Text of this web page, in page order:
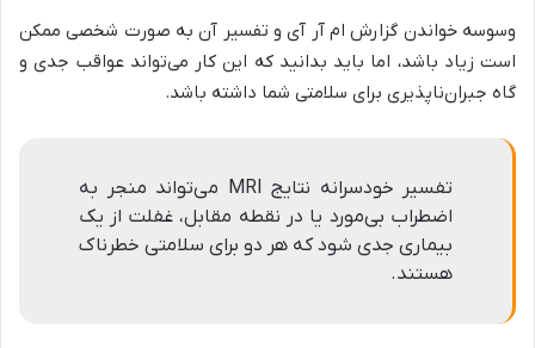
وسوسه خواندن گزارش ام آر آی و تفسیر آن به صورت شخصی ممکن
است زیاد باشد، اما باید بدانید که این کار می‌تواند عواقب جدی و
گاه جبران‌ناپذیری برای سلامتی شما داشته باشد.
تفسیر خودسرانه نتایج MRI می‌تواند منجر به
اضطراب بی‌مورد یا در نقطه مقابل، غفلت از یک
بیماری جدی شود که هر دو برای سلامتی خطرناک
هستند.